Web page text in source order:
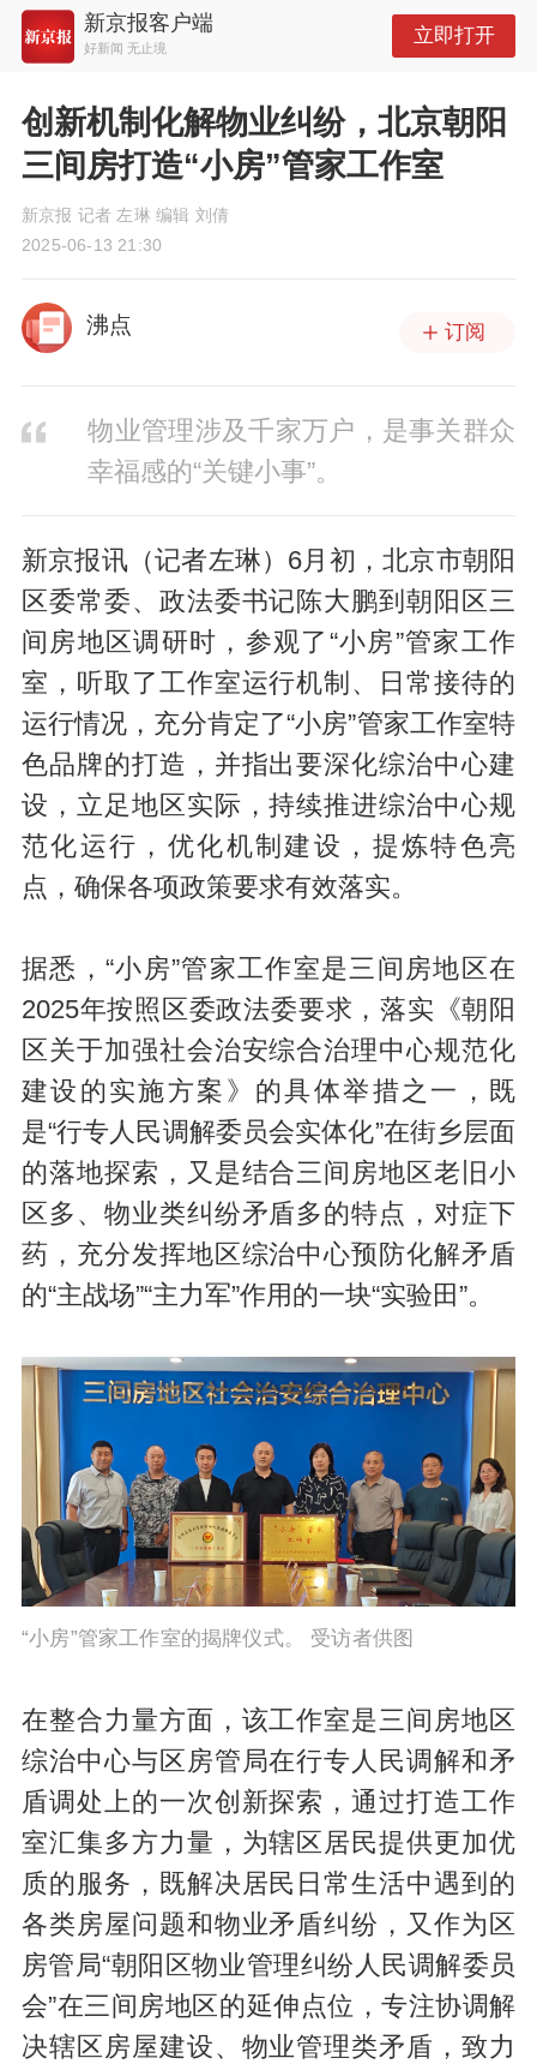
新京报客户端
好新闻 无止境
立即打开
创新机制化解物业纠纷，北京朝阳
三间房打造“小房”管家工作室
新京报 记者 左琳 编辑 刘倩
2025-06-13 21:30
沸点 订阅
物业管理涉及千家万户，是事关群众
幸福感的“关键小事”。
新京报讯（记者左琳）6月初，北京市朝阳
区委常委、政法委书记陈大鹏到朝阳区三
间房地区调研时，参观了“小房”管家工作
室，听取了工作室运行机制、日常接待的
运行情况，充分肯定了“小房”管家工作室特
色品牌的打造，并指出要深化综治中心建
设，立足地区实际，持续推进综治中心规
范化运行，优化机制建设，提炼特色亮
点，确保各项政策要求有效落实。
据悉，“小房”管家工作室是三间房地区在
2025年按照区委政法委要求，落实《朝阳
区关于加强社会治安综合治理中心规范化
建设的实施方案》的具体举措之一，既
是“行专人民调解委员会实体化”在街乡层面
的落地探索，又是结合三间房地区老旧小
区多、物业类纠纷矛盾多的特点，对症下
药，充分发挥地区综治中心预防化解矛盾
的“主战场”“主力军”作用的一块“实验田”。
“小房”管家工作室的揭牌仪式。 受访者供图
在整合力量方面，该工作室是三间房地区
综治中心与区房管局在行专人民调解和矛
盾调处上的一次创新探索，通过打造工作
室汇集多方力量，为辖区居民提供更加优
质的服务，既解决居民日常生活中遇到的
各类房屋问题和物业矛盾纠纷，又作为区
房管局“朝阳区物业管理纠纷人民调解委员
会”在三间房地区的延伸点位，专注协调解
决辖区房屋建设、物业管理类矛盾，致力